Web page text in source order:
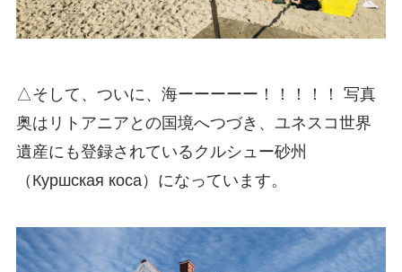
△そして、ついに、海ーーーーー！！！！！ 写真
奥はリトアニアとの国境へつづき、ユネスコ世界
遺産にも登録されているクルシュー砂州
（Куршская коса）になっています。